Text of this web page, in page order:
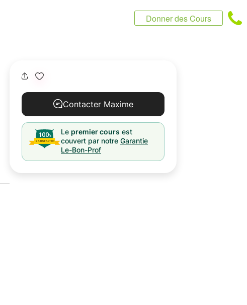
Donner des Cours
Contacter Maxime
Le premier cours est
couvert par notre Garantie
Le-Bon-Prof